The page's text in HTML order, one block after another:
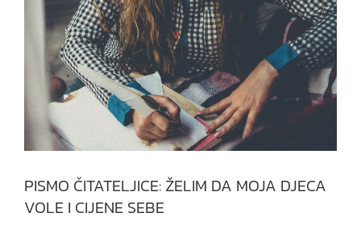
PISMO ČITATELJICE: ŽELIM DA MOJA DJECA
VOLE I CIJENE SEBE